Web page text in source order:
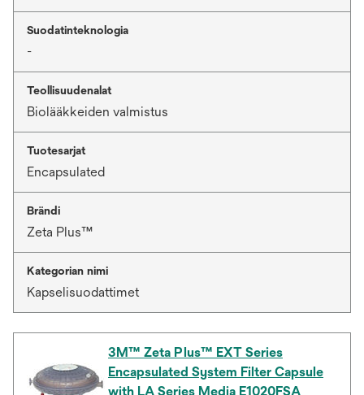
Suodatinteknologia
-
Teollisuudenalat
Biolääkkeiden valmistus
Tuotesarjat
Encapsulated
Brändi
Zeta Plus™
Kategorian nimi
Kapselisuodattimet
3M™ Zeta Plus™ EXT Series
Encapsulated System Filter Capsule
with LA Series Media E1020FSA